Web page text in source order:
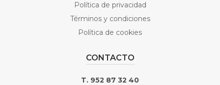
Política de privacidad
Términos y condiciones
Política de cookies
CONTACTO
T. 952 87 32 40